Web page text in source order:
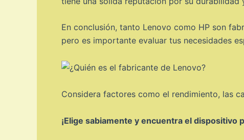
En conclusión, tanto Lenovo como HP son
pero es importante evaluar tus necesidades
Considera factores como el rendimiento, las
¡Elige sabiamente y encuentra el